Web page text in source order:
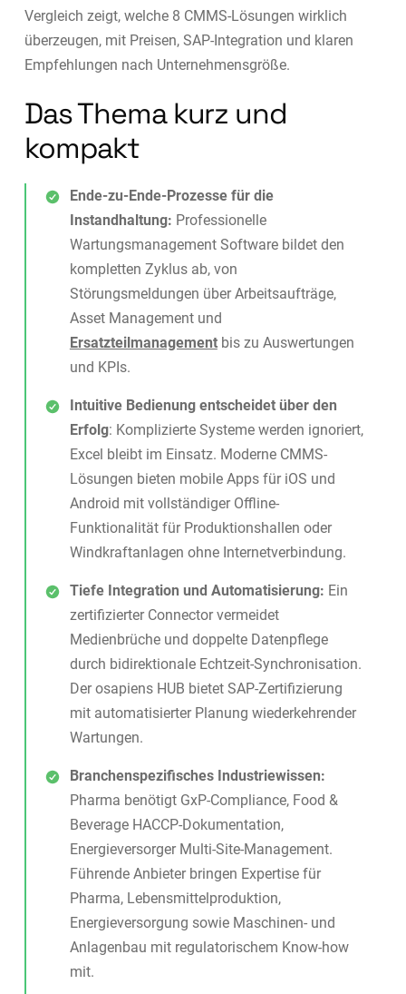
Vergleich zeigt, welche 8 CMMS-Lösungen wirklich
überzeugen, mit Preisen, SAP-Integration und klaren
Empfehlungen nach Unternehmensgröße.
Das Thema kurz und
kompakt
Ende-zu-Ende-Prozesse für die
Instandhaltung: Professionelle
Wartungsmanagement Software bildet den
kompletten Zyklus ab, von
Störungsmeldungen über Arbeitsaufträge,
Asset Management und
Ersatzteilmanagementbis zu Auswertungen
und KPIs.
Intuitive Bedienung entscheidet über den
Erfolg: Komplizierte Systeme werden ignoriert,
Excel bleibt im Einsatz. Moderne CMMS-
Lösungen bieten mobile Apps für iOS und
Android mit vollständiger Offline-
Funktionalität für Produktionshallen oder
Windkraftanlagen ohne Internetverbindung.
Tiefe Integration und Automatisierung: Ein
zertifizierter Connector vermeidet
Medienbrüche und doppelte Datenpflege
durch bidirektionale Echtzeit-Synchronisation.
Der osapiens HUB bietet SAP-Zertifizierung
mit automatisierter Planung wiederkehrender
Wartungen.
Branchenspezifisches Industriewissen:
Pharma benötigt GxP-Compliance, Food &
Beverage HACCP-Dokumentation,
Energieversorger Multi-Site-Management.
Führende Anbieter bringen Expertise für
Pharma, Lebensmittelproduktion,
Energieversorgung sowie Maschinen- und
Anlagenbau mit regulatorischem Know-how
mit.